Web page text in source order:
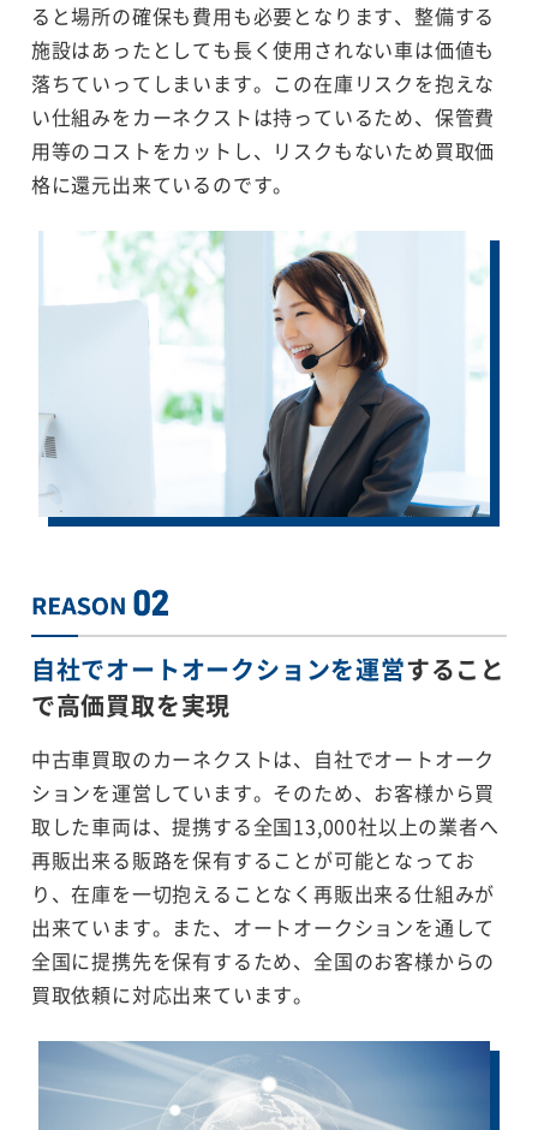
ると場所の確保も費用も必要となります、整備する
施設はあったとしても長く使用されない車は価値も
落ちていってしまいます。この在庫リスクを抱えな
い仕組みをカーネクストは持っているため、保管費
用等のコストをカットし、リスクもないため買取価
格に還元出来ているのです。
自社でオートオークションを運営すること
で高価買取を実現
中古車買取のカーネクストは、自社でオートオーク
ションを運営しています。そのため、お客様から買
取した車両は、提携する全国13,000社以上の業者へ
再販出来る販路を保有することが可能となってお
り、在庫を一切抱えることなく再販出来る仕組みが
出来ています。また、オートオークションを通して
全国に提携先を保有するため、全国のお客様からの
買取依頼に対応出来ています。